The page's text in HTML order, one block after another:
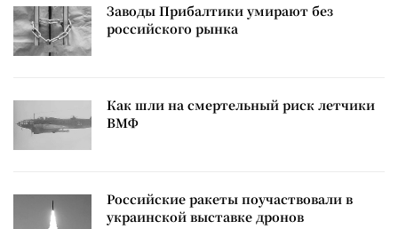
Заводы Прибалтики умирают без
российского рынка
Как шли на смертельный риск летчики
ВМФ
Российские ракеты поучаствовали в
украинской выставке дронов